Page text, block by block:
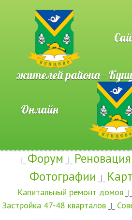
жителей района -
Онлайн
|_ Форум _|_ Реновация
Фотографии _|_
Капитальный ремонт домов _|_
Застройка 47-48 кварталов _|_